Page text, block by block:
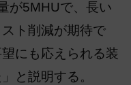
が5MHUで、長い
ト削減が期待で
にも応えられる装
と説明する。